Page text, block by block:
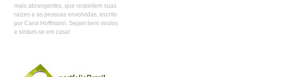
mais abrangentes, que respeitem suas
raízes e as pessoas envolvidas, escrito
por Carol Hoffmann. Sejam bem vindos
e sintam-se em casa!